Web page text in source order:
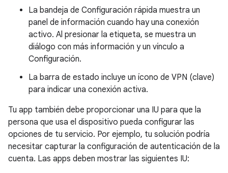
La bandeja de Configuración rápida muestra un
panel de información cuando hay una conexión
activo. Al presionar la etiqueta, se muestra un
diálogo con más información y un vínculo a
Configuración.
La barra de estado incluye un ícono de VPN (clave)
para indicar una conexión activa.
Tu app también debe proporcionar una IU para que la
persona que usa el dispositivo pueda configurar las
opciones de tu servicio. Por ejemplo, tu solución podría
necesitar capturar la configuración de autenticación de la
cuenta. Las apps deben mostrar las siguientes IU: